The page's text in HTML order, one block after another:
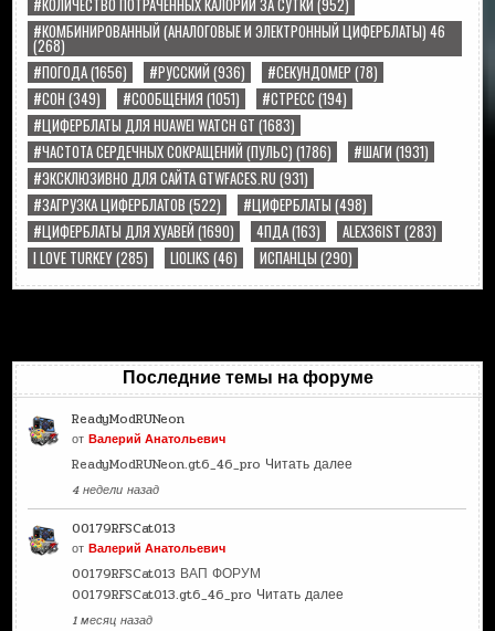
#КОМБИНИРОВАННЫЙ (АНАЛОГОВЫЕ И ЭЛЕКТРОННЫЙ ЦИФЕРБЛАТЫ) 46
(268)
#ПОГОДА(1656) #РУССКИЙ (936) #СЕКУНДОМЕР (78)
#СОН (349) #СООБЩЕНИЯ (1051) #СТРЕСС (194)
#ЦИФЕРБЛАТЫ ДЛЯ HUAWEI WATCH GT (1683)
#ЧАСТОТА СЕРДЕЧНЫХ СОКРАЩЕНИЙ (ПУЛЬС) (1786) #ШАГИ (1931)
#ЭКСКЛЮЗИВНО ДЛЯ САЙТА GTWFACES.RU (931)
#ЗАГРУЗКА ЦИФЕРБЛАТОВ (522) #ЦИФЕРБЛАТЫ (498)
#ЦИФЕРБЛАТЫ ДЛЯ ХУАВЕЙ (1690) 4ПДА(163) ALEX36IST (283)
I LOVE TURKEY(285) LIOLIKS (46) ИСПАНЦЫ (290)
Последние темы на форуме
ReadyModRUNeon
отВалерий Анатольевич
ReadyModRUNeon.gt6_46_pro Читать далее
4 недели назад
00179RFSCat013
отВалерий Анатольевич
00179RFSCat013 ВАП ФОРУМ
00179RFSCat013.gt6_46_pro Читать далее
1 месяц назад